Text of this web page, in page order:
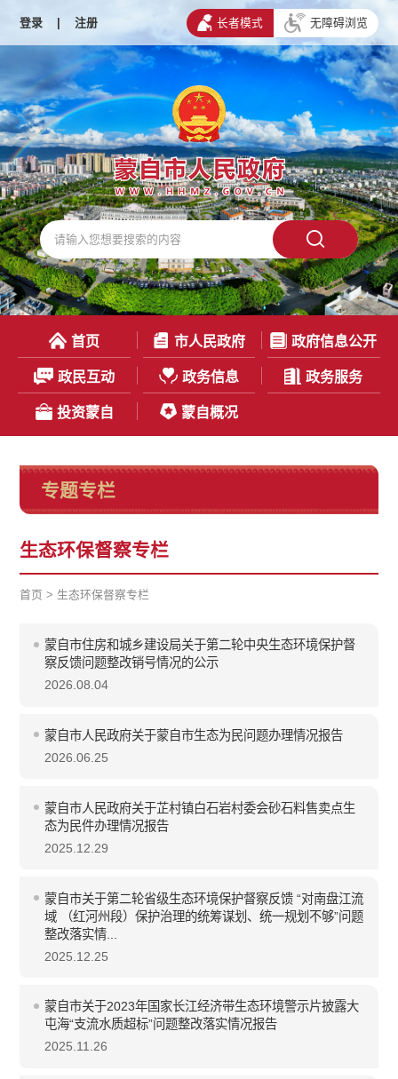
登录 | 注册 长者模式 无障碍浏览
首页 市人民政府 政府信息公开
政民互动 政务信息 政务服务
投资蒙自 蒙自概况
专题专栏
生态环保督察专栏
首页 > 生态环保督察专栏
蒙自市住房和城乡建设局关于第二轮中央生态环境保护督
察反馈问题整改销号情况的公示
2026.08.04
蒙自市人民政府关于蒙自市生态为民问题办理情况报告
2026.06.25
蒙自市人民政府关于芷村镇白石岩村委会砂石料售卖点生
态为民件办理情况报告
2025.12.29
蒙自市关于第二轮省级生态环境保护督察反馈 “对南盘江流
域 （红河州段）保护治理的统筹谋划、统一规划不够”问题
整改落实情...
2025.12.25
蒙自市关于2023年国家长江经济带生态环境警示片披露大
屯海“支流水质超标”问题整改落实情况报告
2025.11.26